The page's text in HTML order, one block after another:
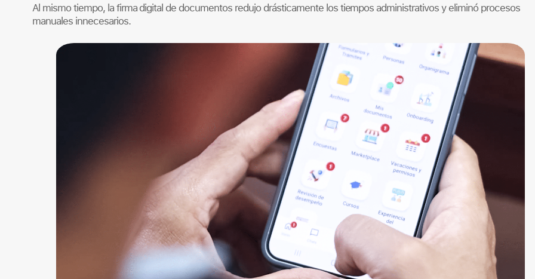
Al mismo tiempo, la firma digital de documentos redujo drásticamente los tiempos administrativos y eliminó procesos
manuales innecesarios.